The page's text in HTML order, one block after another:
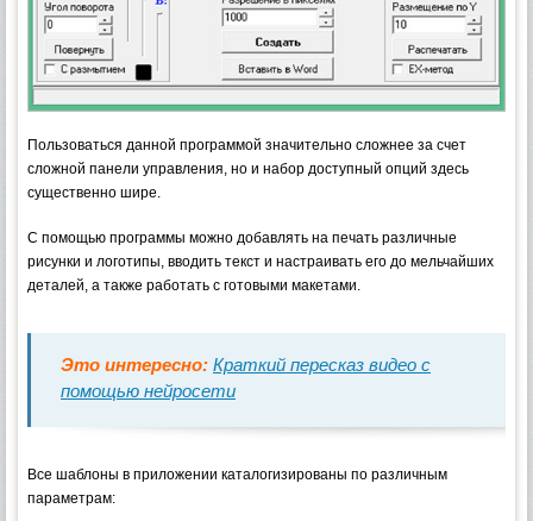
Пользоваться данной программой значительно сложнее за счет
сложной панели управления, но и набор доступный опций здесь
существенно шире.
С помощью программы можно добавлять на печать различные
рисунки и логотипы, вводить текст и настраивать его до мельчайших
деталей, а также работать с готовыми макетами.
Это интересно: Краткий пересказ видео c
помощью нейросети
Все шаблоны в приложении каталогизированы по различным
параметрам: